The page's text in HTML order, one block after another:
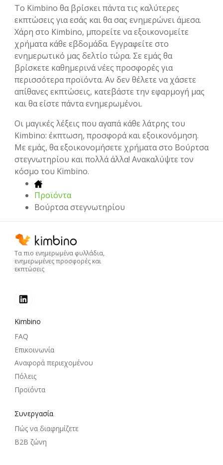
Το Kimbino θα βρίσκει πάντα τις καλύτερες
εκπτώσεις για εσάς και θα σας ενημερώνει άμεσα.
Χάρη στο Kimbino, μπορείτε να εξοικονομείτε
χρήματα κάθε εβδομάδα. Εγγραφείτε στο
ενημερωτικό μας δελτίο τώρα. Σε εμάς θα
βρίσκετε καθημερινά νέες προσφορές για
περισσότερα προϊόντα. Αν δεν θέλετε να χάσετε
απίθανες εκπτώσεις, κατεβάστε την εφαρμογή μας
και θα είστε πάντα ενημερωμένοι.
Οι μαγικές λέξεις που αγαπά κάθε λάτρης του
Kimbino: έκπτωση, προσφορά και εξοικονόμηση.
Με εμάς, θα εξοικονομήσετε χρήματα στο Βούρτσα
στεγνωτηρίου και πολλά άλλα! Ανακαλύψτε τον
κόσμο του Kimbino.
Προϊόντα
Βούρτσα στεγνωτηρίου
Τα πιο ενημερωμένα φυλλάδια,
ενημερωμένες προσφορές και
εκπτώσεις
Kimbino
FAQ
Επικοινωνία
Αναφορά περιεχομένου
Πόλεις
Προϊόντα
Συνεργασία
Πώς να διαφημίζετε
B2B ζώνη